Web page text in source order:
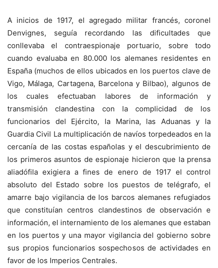
A inicios de 1917, el agregado militar francés, coronel
Denvignes, seguía recordando las dificultades que
conllevaba el contraespionaje portuario, sobre todo
cuando evaluaba en 80.000 los alemanes residentes en
España (muchos de ellos ubicados en los puertos clave de
Vigo, Málaga, Cartagena, Barcelona y Bilbao), algunos de
los cuales efectuaban labores de información y
transmisión clandestina con la complicidad de los
funcionarios del Ejército, la Marina, las Aduanas y la
Guardia Civil La multiplicación de navíos torpedeados en la
cercanía de las costas españolas y el descubrimiento de
los primeros asuntos de espionaje hicieron que la prensa
aliadófila exigiera a fines de enero de 1917 el control
absoluto del Estado sobre los puestos de telégrafo, el
amarre bajo vigilancia de los barcos alemanes refugiados
que constituían centros clandestinos de observación e
información, el internamiento de los alemanes que estaban
en los puertos y una mayor vigilancia del gobierno sobre
sus propios funcionarios sospechosos de actividades en
favor de los Imperios Centrales.